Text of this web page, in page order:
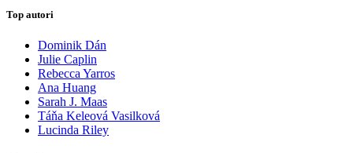
Top autori
Dominik Dán
Julie Caplin
Rebecca Yarros
Ana Huang
Sarah J. Maas
Táňa Keleová Vasilková
Lucinda Riley